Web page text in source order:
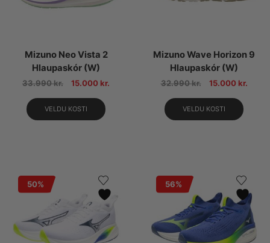
Mizuno Neo Vista 2
Hlaupaskór (W)
33.990kr. 15.000 kr.
VELDU KOSTI
Mizuno Wave Horizon 9
Hlaupaskór (W)
32.990kr. 15.000 kr.
VELDU KOSTI
50% 56%